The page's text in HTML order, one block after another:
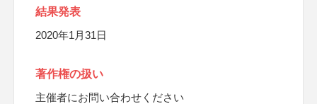
結果発表
2020年1月31日
著作権の扱い
主催者にお問い合わせください